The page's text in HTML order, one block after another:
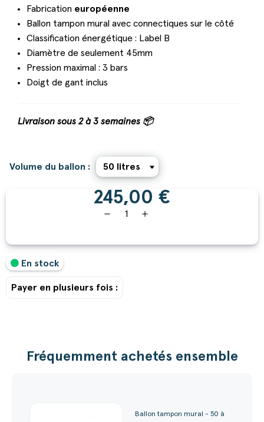
Fabrication européenne
Ballon tampon mural avec connectiques sur le côté
Classification énergétique : Label B
Diamètre de seulement 45mm
Pression maximal : 3 bars
Doigt de gant inclus
Livraison sous 2 à 3 semaines 📦
Volume du ballon :
245,00 €
remove add
En stock
Payer en plusieurs fois :
Fréquemment achetés ensemble
Ballon tampon mural - 50 à